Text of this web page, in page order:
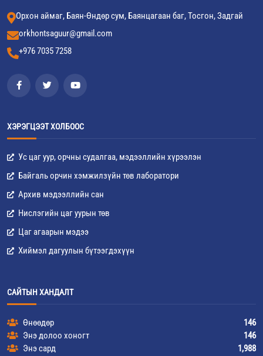
Орхон аймаг, Баян-Өндөр сум, Баянцагаан баг, Тосгон, Задгай
orkhontsaguur@gmail.com
+976 7035 7258
ХЭРЭГЦЭЭТ ХОЛБООС
Ус цаг уур, орчны судалгаа, мэдээллийн хүрээлэн
Байгаль орчин хэмжилзүйн төв лаборатори
Архив мэдээллийн сан
Нислэгийн цаг уурын төв
Цаг агаарын мэдээ
Хиймэл дагуулын бүтээгдэхүүн
САЙТЫН ХАНДАЛТ
Өнөөдөр
146
Энэ долоо хоногт
146
Энэ сард
1,988